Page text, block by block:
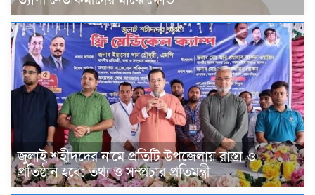
জুলাই শহীদদের নামে প্রতিটি উপজেলায় রাস্তা ও
প্রতিষ্ঠান হবে: তথ্য ও সম্প্রচার প্রতিমন্ত্রী